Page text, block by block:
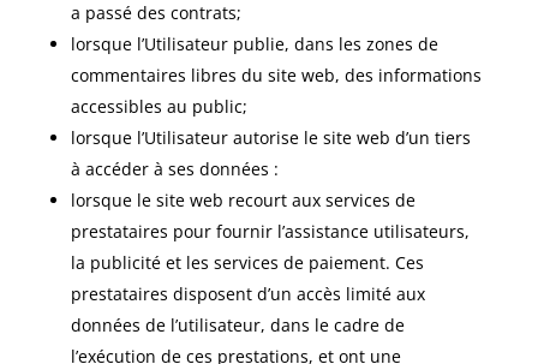
a passé des contrats;
lorsque l’Utilisateur publie, dans les zones de
commentaires libres du site web, des informations
accessibles au public;
lorsque l’Utilisateur autorise le site web d’un tiers
à accéder à ses données :
lorsque le site web recourt aux services de
prestataires pour fournir l’assistance utilisateurs,
la publicité et les services de paiement. Ces
prestataires disposent d’un accès limité aux
données de l’utilisateur, dans le cadre de
l’exécution de ces prestations, et ont une